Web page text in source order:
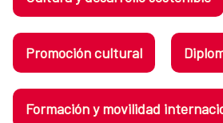
Promoción cultural
Formación y movilidad